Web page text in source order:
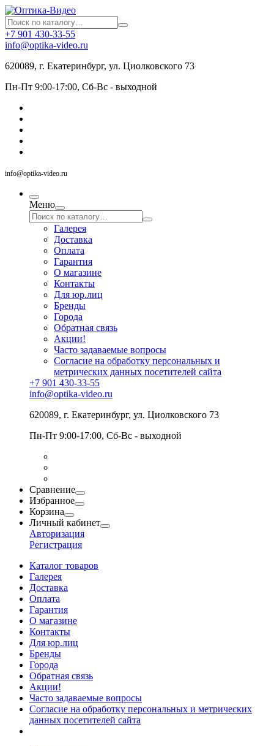
+7 901 430-33-55
info@optika-video.ru
620089, г. Екатеринбург, ул. Циолковского 73
Пн-Пт 9:00-17:00, Сб-Вс - выходной
info@optika-video.ru
Меню
Галерея
Доставка
Оплата
Гарантия
О магазине
Контакты
Для юр.лиц
Бренды
Города
Обратная связь
Акции!
Часто задаваемые вопросы
Согласие на обработку персональных и
метрических данных посетителей сайта
+7 901 430-33-55
info@optika-video.ru
620089, г. Екатеринбург, ул. Циолковского 73
Пн-Пт 9:00-17:00, Сб-Вс - выходной
Сравнение
Избранное
Корзина
Личный кабинет
Авторизация
Регистрация
Каталог товаров
Галерея
Доставка
Оплата
Гарантия
О магазине
Контакты
Для юр.лиц
Бренды
Города
Обратная связь
Акции!
Часто задаваемые вопросы
Согласие на обработку персональных и метрических
данных посетителей сайта